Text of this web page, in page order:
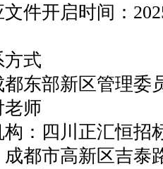
件开启时间：
方式
都东部新区管理委
老师
构：四川正汇恒招
都市高新区吉泰